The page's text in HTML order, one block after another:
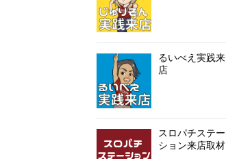
るいべえ実践来
店
スロパチステー
ション来店取材